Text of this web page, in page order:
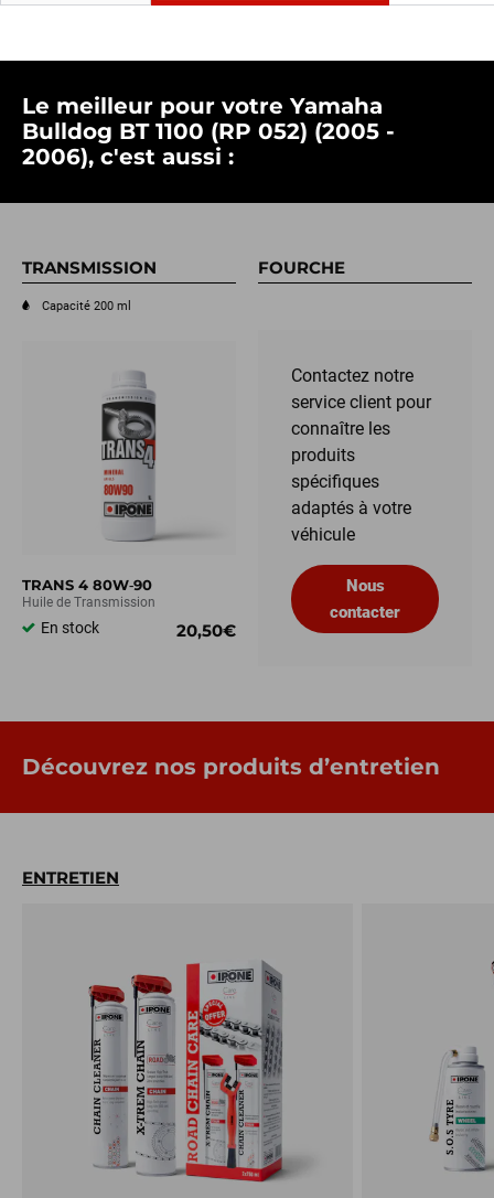
Le meilleur pour votre Yamaha
Bulldog BT 1100 (RP 052) (2005 -
2006), c'est aussi :
TRANSMISSION
Capacité 200 ml
TRANS 4 80W‑90
Huile de Transmission
En stock 20,50€
FOURCHE
Contactez notre
service client pour
connaître les
produits
spécifiques
adaptés à votre
véhicule
Nous
contacter
Découvrez nos produits d’entretien
ENTRETIEN